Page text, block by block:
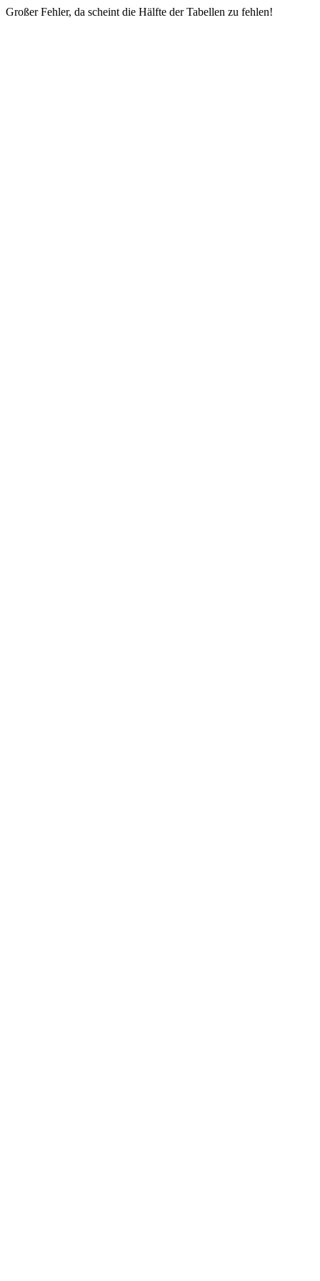
Großer Fehler, da scheint die Hälfte der Tabellen zu fehlen!